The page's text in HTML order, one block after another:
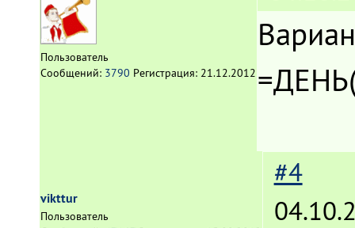
Пользователь
Сообщений: 3790 Регистрация: 21.12.2012
vikttur
Пользователь
#4